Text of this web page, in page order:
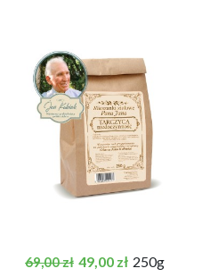
Cena podstawowa
69,00 zł Cena
49,00 zł 250g